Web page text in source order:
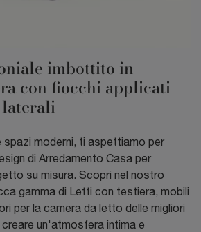
imbottito in
con fiocchi applicati
spazi moderni, ti aspettiamo per
di Arredamento Casa per
su misura. Scopri nel nostro
gamma di Letti con testiera, mobili
per la camera da letto delle migliori
un'atmosfera intima e